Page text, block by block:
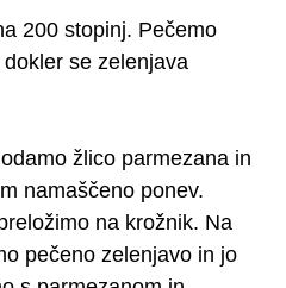
200 stopinj. Pečemo
se zelenjava
žlico parmezana in
namaščeno ponev.
na krožnik. Na
pečeno zelenjavo in jo